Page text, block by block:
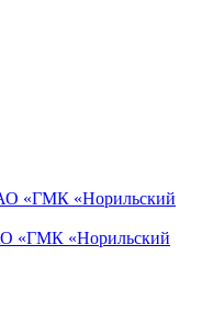
«ГМК «Норильский
«ГМК «Норильский